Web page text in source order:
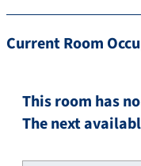
Current Room
This room has
The next